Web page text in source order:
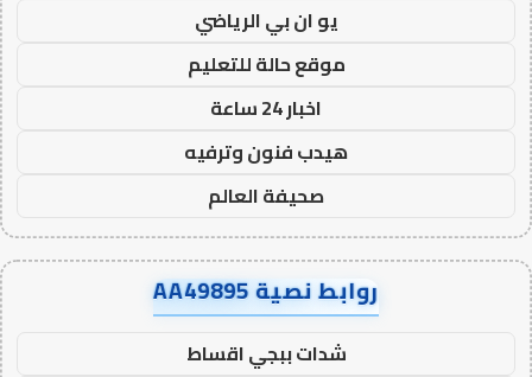
يو ان بي الرياضي
موقع حالة للتعليم
اخبار 24 ساعة
هيدب فنون وترفيه
صحيفة العالم
روابط نصية AA49895
شدات ببجي اقساط